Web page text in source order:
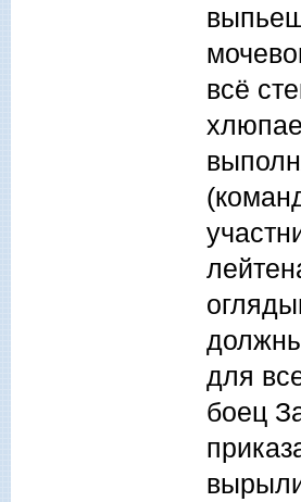
всё
для
боец